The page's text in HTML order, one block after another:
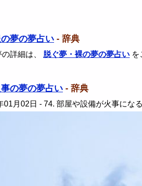
夢の夢占い - 辞典
詳細は、 脱ぐ夢・裸の夢の夢占い を
の夢の夢占い - 辞典
01月02日 - 74. 部屋や設備が火事にな